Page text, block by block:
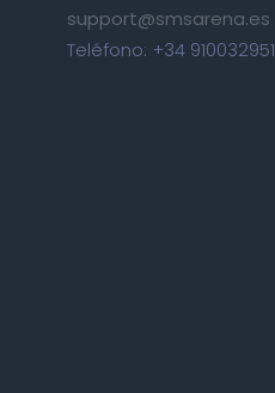
support@smsarena.es
Teléfono: +34 910032951